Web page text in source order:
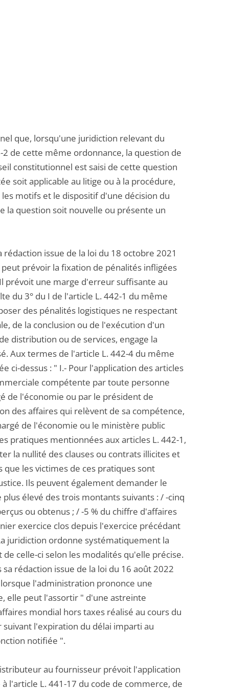
que, lorsqu'une juridiction relevant du
de cette même ordonnance, la question de
constitutionnel est saisi de cette question
soit applicable au litige ou à la procédure,
motifs et le dispositif d'une décision du
la question soit nouvelle ou présente un
issue de la loi du 18 octobre 2021
prévoir la fixation de pénalités infligées
prévoit une marge d'erreur suffisante au
du 3° du I de l'article L. 442-1 du même
des pénalités logistiques ne respectant
de la conclusion ou de l'exécution d'un
distribution ou de services, engage la
Aux termes de l'article L. 442-4 du même
ci-dessus : " I.- Pour l'application des articles
compétente par toute personne
de l'économie ou par le président de
des affaires qui relèvent de sa compétence,
de l'économie ou le ministère public
pratiques mentionnées aux articles L. 442-1,
la nullité des clauses ou contrats illicites et
les victimes de ces pratiques sont
Ils peuvent également demander le
élevé des trois montants suivants : / -cinq
ou obtenus ; / -5 % du chiffre d'affaires
exercice clos depuis l'exercice précédant
juridiction ordonne systématiquement la
celle-ci selon les modalités qu'elle précise.
rédaction issue de la loi du 16 août 2022
l'administration prononce une
elle peut l'assortir " d'une astreinte
mondial hors taxes réalisé au cours du
l'expiration du délai imparti au
notifiée ".
au fournisseur prévoit l'application
l'article L. 441-17 du code de commerce, de